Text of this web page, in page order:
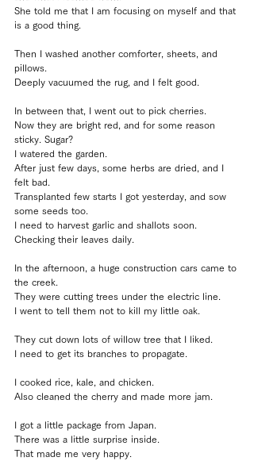
She told me that I am focusing on myself and that
is a good thing.
Then I washed another comforter, sheets, and
pillows.
Deeply vacuumed the rug, and I felt good.
In between that, I went out to pick cherries.
Now they are bright red, and for some reason
sticky. Sugar?
I watered the garden.
After just few days, some herbs are dried, and I
felt bad.
Transplanted few starts I got yesterday, and sow
some seeds too.
I need to harvest garlic and shallots soon.
Checking their leaves daily.
In the afternoon, a huge construction cars came to
the creek.
They were cutting trees under the electric line.
I went to tell them not to kill my little oak.
They cut down lots of willow tree that I liked.
I need to get its branches to propagate.
I cooked rice, kale, and chicken.
Also cleaned the cherry and made more jam.
I got a little package from Japan.
There was a little surprise inside.
That made me very happy.